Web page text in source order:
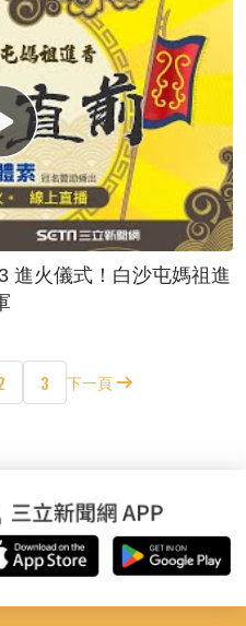
進火儀式！白沙屯媽祖進
3 下一頁